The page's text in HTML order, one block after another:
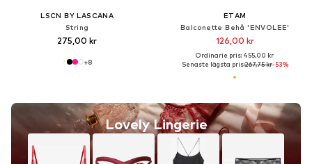
LSCN BY LASCANA
String
275,00 kr
+8
Lovely Lingerie
ETAM
Balconette Behå 'ENVOLEE'
126,00 kr
Ordinarie pris: 455,00 kr
Senaste lägsta pris:267,75 kr-53%